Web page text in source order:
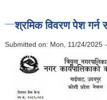
श्रमिक विवरण पेश गर्न
Submitted on: Mon, 11/24/2025